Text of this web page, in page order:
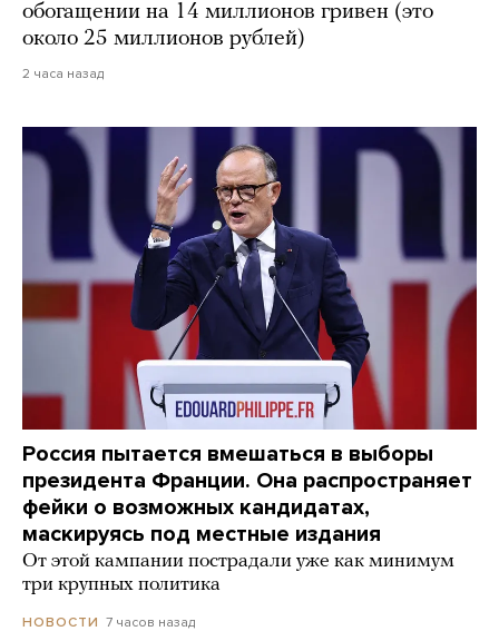
обогащении на 14 миллионов гривен (это
около 25 миллионов рублей)
2 часа назад
Россия пытается вмешаться в выборы
президента Франции. Она распространяет
фейки о возможных кандидатах,
маскируясь под местные издания
От этой кампании пострадали уже как минимум
три крупных политика
НОВОСТИ 7 часов назад